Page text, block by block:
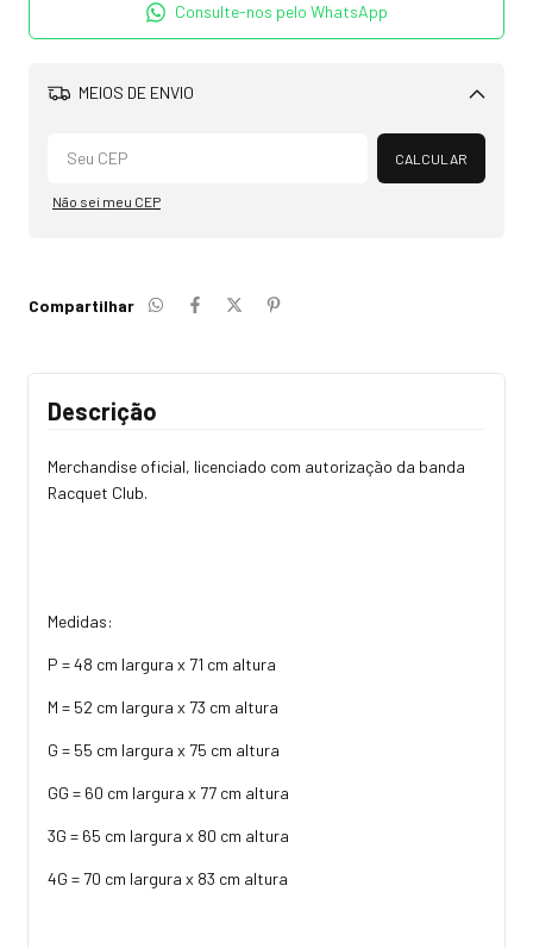
Consulte-nos pelo WhatsApp
MEIOS DE ENVIO
Alterar CEP
CALCULAR
Não sei meu CEP
Compartilhar
Descrição
Merchandise oficial, licenciado com autorização da banda
Racquet Club.
Medidas:
P = 48 cm largura x 71 cm altura
M = 52 cm largura x 73 cm altura
G = 55 cm largura x 75 cm altura
GG = 60 cm largura x 77 cm altura
3G = 65 cm largura x 80 cm altura
4G = 70 cm largura x 83 cm altura